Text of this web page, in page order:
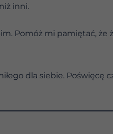
inni.
Pomóż mi pamiętać, że
dla siebie. Poświęcę